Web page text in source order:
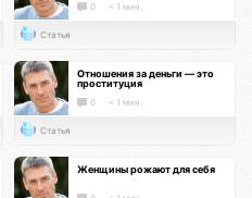
0 < 1 мин.
Статья
Отношения за деньги — это
проституция
0 < 1 мин.
Статья
Женщины рожают для себя